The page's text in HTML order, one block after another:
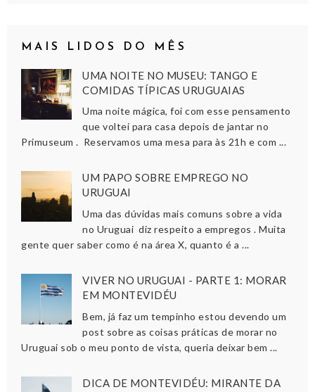
MAIS LIDOS DO MÊS
UMA NOITE NO MUSEU: TANGO E
COMIDAS TÍPICAS URUGUAIAS
Uma noite mágica, foi com esse pensamento
que voltei para casa depois de jantar no
Primuseum . Reservamos uma mesa para às 21h e com ...
UM PAPO SOBRE EMPREGO NO
URUGUAI
Uma das dúvidas mais comuns sobre a vida
no Uruguai diz respeito a empregos . Muita
gente quer saber como é na área X, quanto é a ...
VIVER NO URUGUAI - PARTE 1: MORAR
EM MONTEVIDÉU
Bem, já faz um tempinho estou devendo um
post sobre as coisas práticas de morar no
Uruguai sob o meu ponto de vista, queria deixar bem ...
DICA DE MONTEVIDÉU: MIRANTE DA